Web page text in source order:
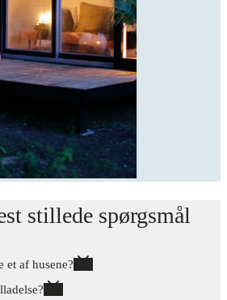
stillede spørgsmål
et af husene?